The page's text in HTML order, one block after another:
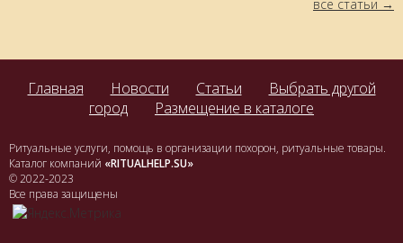
все статьи
Главная Новости Статьи
Выбрать другой
город
Размещение в каталоге
Ритуальные услуги, помощь в организации похорон, ритуальные товары.
Каталог компаний «RITUALHELP.SU»
© 2022-2023
Все права защищены